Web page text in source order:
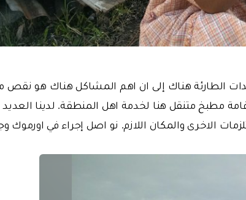
الطارئة هناك إلى ان اهم المشاكل هناك هو نقص
مطبخ متنقل هنا لخدمة اهل المنطقة. لدينا
الاخرى والمكان اللازم. نو اصل إجراء في اورموك